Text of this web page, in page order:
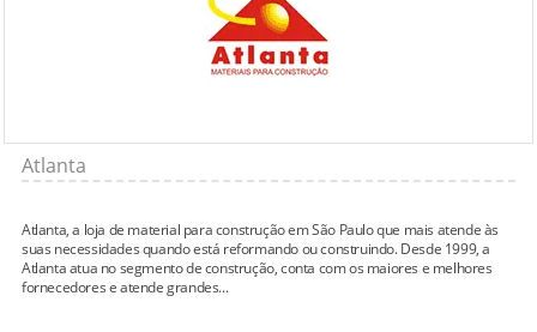
Atlanta
Atlanta, a loja de material para construção em São Paulo que mais atende às
suas necessidades quando está reformando ou construindo. Desde 1999, a
Atlanta atua no segmento de construção, conta com os maiores e melhores
fornecedores e atende grandes...